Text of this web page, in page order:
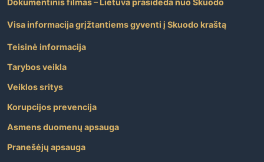
Dokumentinis filmas – Lietuva prasideda nuo Skuodo
Visa informacija grįžtantiems gyventi į Skuodo kraštą
Teisinė informacija
Tarybos veikla
Veiklos sritys
Korupcijos prevencija
Asmens duomenų apsauga
Pranešėjų apsauga